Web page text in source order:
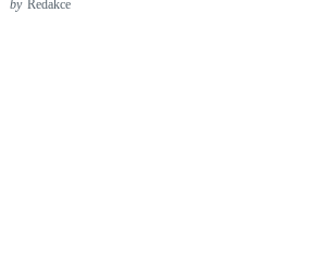
by Redakce